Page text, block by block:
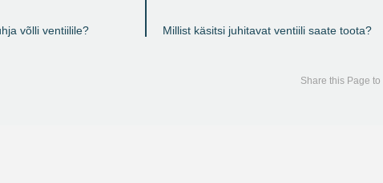
võlli ventiilile? Millist käsitsi juhitavat ventiili saate toota?